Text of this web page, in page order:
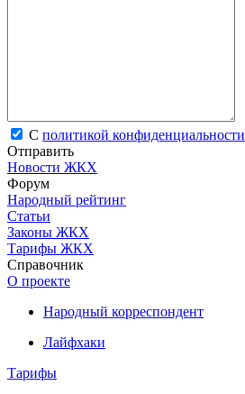
С политикой конфиденциальности
Отправить
Новости ЖКХ
Форум
Народный рейтинг
Статьи
Законы ЖКХ
Тарифы ЖКХ
Справочник
О проекте
Народный корреспондент
Лайфхаки
Тарифы